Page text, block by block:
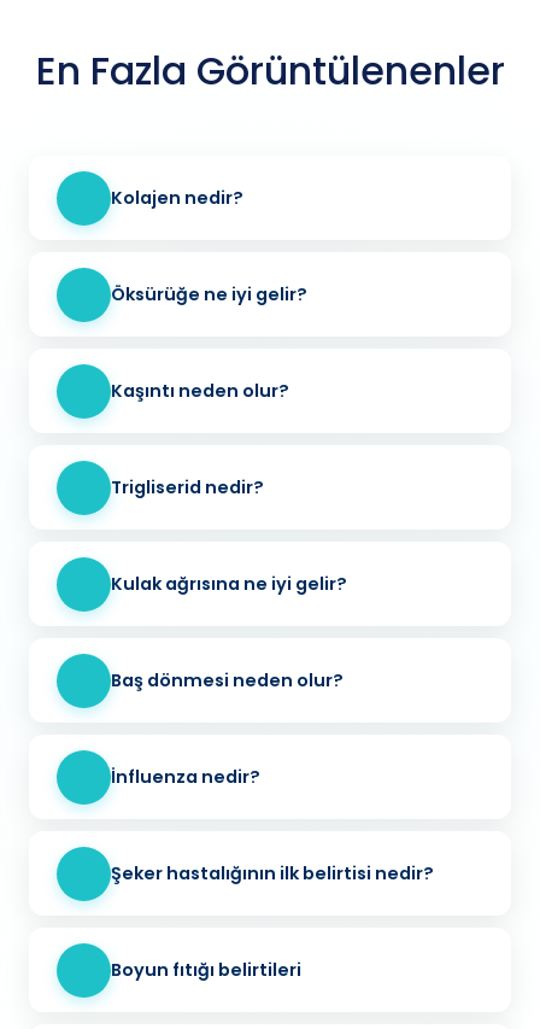
En Fazla Görüntülenenler
Kolajen nedir?
Öksürüğe ne iyi gelir?
Kaşıntı neden olur?
Trigliserid nedir?
Kulak ağrısına ne iyi gelir?
Baş dönmesi neden olur?
İnfluenza nedir?
Şeker hastalığının ilk belirtisi nedir?
Boyun fıtığı belirtileri